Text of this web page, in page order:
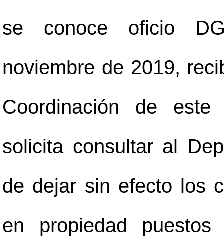
se conoce oficio
noviembre de 2019,
Coordinación de
solicita consultar al
de dejar sin efecto los
en propiedad